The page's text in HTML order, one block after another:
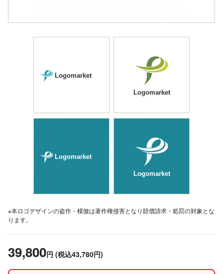
Logomarket
Logomarket
Logomarket
Logomarket
※本ロゴデザインの盗作・模倣は著作権侵害となり賠償請求・処罰の対象とな
ります。
39,800円 (税込43,780円)